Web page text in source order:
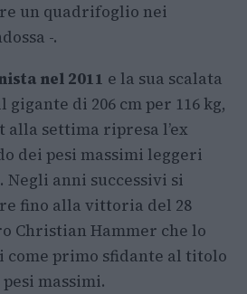
un quadrifoglio nei
-.
nel 2011 e la sua scalata
gigante di 206 cm per 116 kg,
alla settima ripresa l’ex
dei pesi massimi leggeri
Negli anni successivi si
fino alla vittoria del 28
Christian Hammer che lo
come primo sfidante al titolo
massimi.